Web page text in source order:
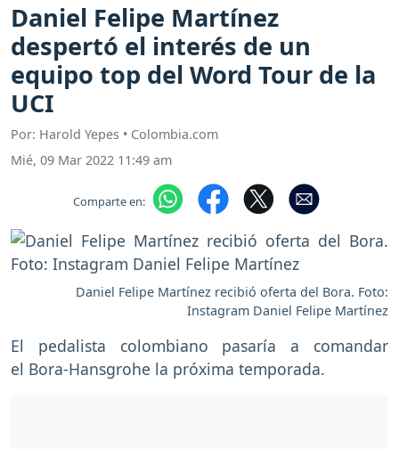
Daniel Felipe Martínez
despertó el interés de un
equipo top del Word Tour de la
UCI
Por: Harold Yepes • Colombia.com
Mié, 09 Mar 2022 11:49 am
Comparte en:
Daniel Felipe Martínez recibió oferta del Bora. Foto:
Instagram Daniel Felipe Martínez
El pedalista colombiano pasaría a comandar
el Bora-Hansgrohe la próxima temporada.